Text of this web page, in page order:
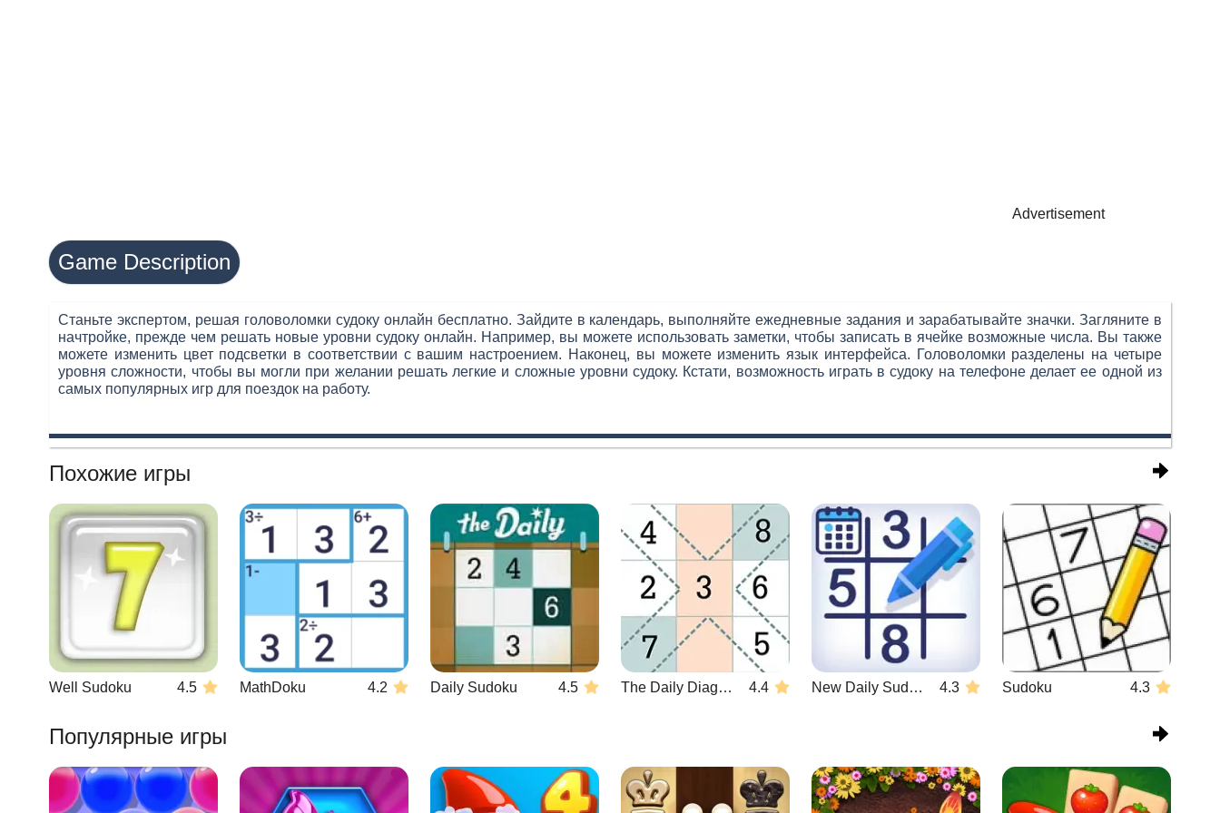
Advertisement
Game Description
Станьте экспертом, решая головоломки судоку онлайн бесплатно. Зайдите в календарь, выполняйте ежедневные задания и зарабатывайте значки. Загляните в
начтройке, прежде чем решать новые уровни судоку онлайн. Например, вы можете использовать заметки, чтобы записать в ячейке возможные числа. Вы также
можете изменить цвет подсветки в соответствии с вашим настроением. Наконец, вы можете изменить язык интерфейса. Головоломки разделены на четыре
уровня сложности, чтобы вы могли при желании решать легкие и сложные уровни судоку. Кстати, возможность играть в судоку на телефоне делает ее одной из
самых популярных игр для поездок на работу.
Похожие игры
Well Sudoku 4.5 MathDoku 4.2 Daily Sudoku 4.5 The Daily Diagonal Sudoku 4.4 New Daily Sudoku 4.3 Sudoku 4.3
Популярные игры